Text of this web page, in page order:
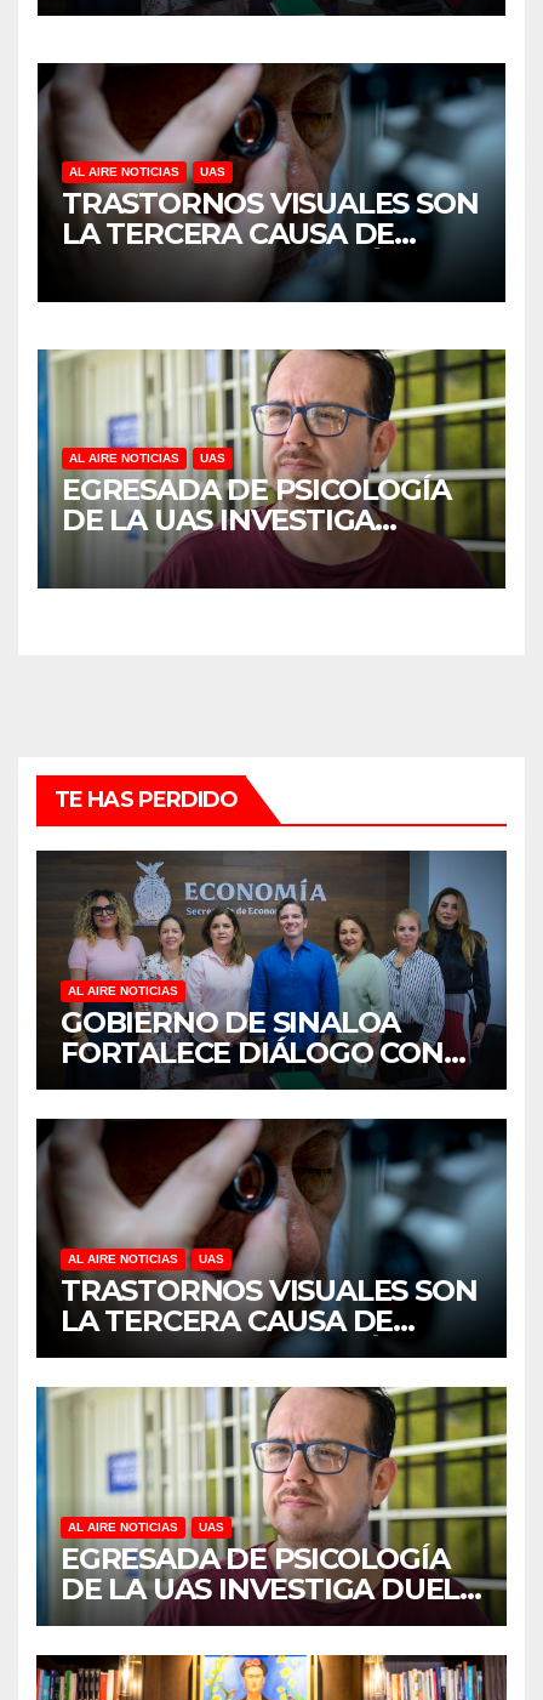
CULIACÁN
AL AIRE NOTICIAS UAS
TRASTORNOS VISUALES SON
LA TERCERA CAUSA DE
DISCAPACIDAD EN MÉXICO,
REVELA ESTUDIO DEL
AL AIRE NOTICIAS UAS
EGRESADA DE PSICOLOGÍA
DE LA UAS INVESTIGA
DUELO ANTICIPADO Y
SOBRECARGA EN
TE HAS PERDIDO
AL AIRE NOTICIAS
GOBIERNO DE SINALOA
FORTALECE DIÁLOGO CON
MUJERES EMPRESARIAS DE
CULIACÁN
AL AIRE NOTICIAS UAS
TRASTORNOS VISUALES SON
LA TERCERA CAUSA DE
DISCAPACIDAD EN MÉXICO,
REVELA ESTUDIO DEL
CIDOCS DE LA UAS
AL AIRE NOTICIAS UAS
EGRESADA DE PSICOLOGÍA
DE LA UAS INVESTIGA DUELO
ANTICIPADO Y SOBRECARGA
EN CUIDADORES DE
ADULTOS MAYORES